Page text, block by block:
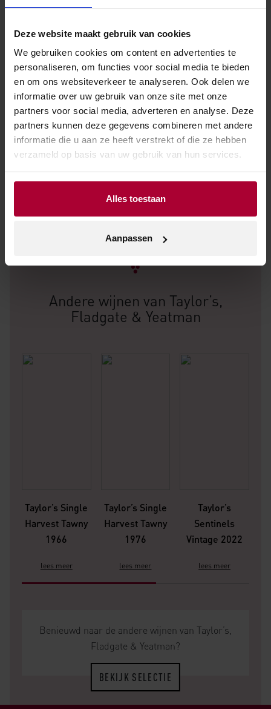
Deze website maakt gebruik van cookies
We gebruiken cookies om content en advertenties te
personaliseren, om functies voor social media te bieden
en om ons websiteverkeer te analyseren. Ook delen we
informatie over uw gebruik van onze site met onze
partners voor social media, adverteren en analyse. Deze
partners kunnen deze gegevens combineren met andere
informatie die u aan ze heeft verstrekt of die ze hebben
verzameld op basis van uw gebruik van hun services.
Alles toestaan
Aanpassen
Verkooppunt zoeken
Geen zakelijke klant? Vul dan uw plaatsnaam of
postcode in en vind het dichtstbijzijnde
verkooppunt.
Andere wijnen van Taylor’s,
Fladgate & Yeatman
Taylor’s Single
Harvest Tawny
1966
lees meer
Taylor’s Single
Harvest Tawny
1976
lees meer
Taylor’s
Sentinels
Vintage 2022
lees meer
Benieuwd naar de andere wijnen van Taylor’s,
Fladgate & Yeatman?
BEKIJK SELECTIE